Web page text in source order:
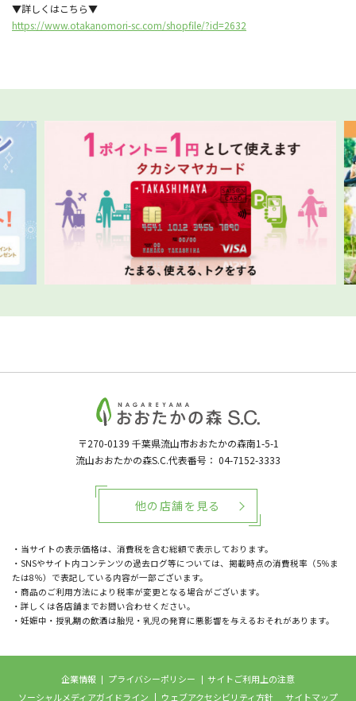
▼詳しくはこちら▼
https://www.otakanomori-sc.com/shopfile/?id=2632
〒270-0139 千葉県流山市おおたかの森南1-5-1
流山おおたかの森S.C.代表番号： 04-7152-3333
・当サイトの表示価格は、消費税を含む総額で表示しております。
・SNSやサイト内コンテンツの過去ログ等については、掲載時点の消費税率（5％ま
たは8％）で表記している内容が一部ございます。
・商品のご利用方法により税率が変更となる場合がございます。
・詳しくは各店舗までお問い合わせください。
・妊娠中・授乳期の飲酒は胎児・乳児の発育に悪影響を与えるおそれがあります。
他の店舗を見る
企業情報 プライバシーポリシー
サイトご利用上の注意
ソーシャルメディアガイドライン
ウェブアクセシビリティ方針 サイトマップ